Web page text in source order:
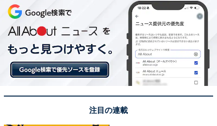
freedom of speech and as an accelerant for X, the
everything app. This is not simply a company
renaming itself, but doing the same thing.
The Twitter name made sense when it was just 140
character messages going back and forth – like…
— Elon Musk (@elonmusk)July 25, 2023
注目の連載